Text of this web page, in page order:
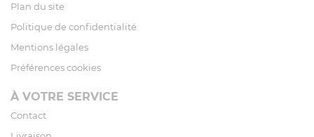
Plan du site
Politique de confidentialité
Mentions légales
Préférences cookies
À VOTRE SERVICE
Contact